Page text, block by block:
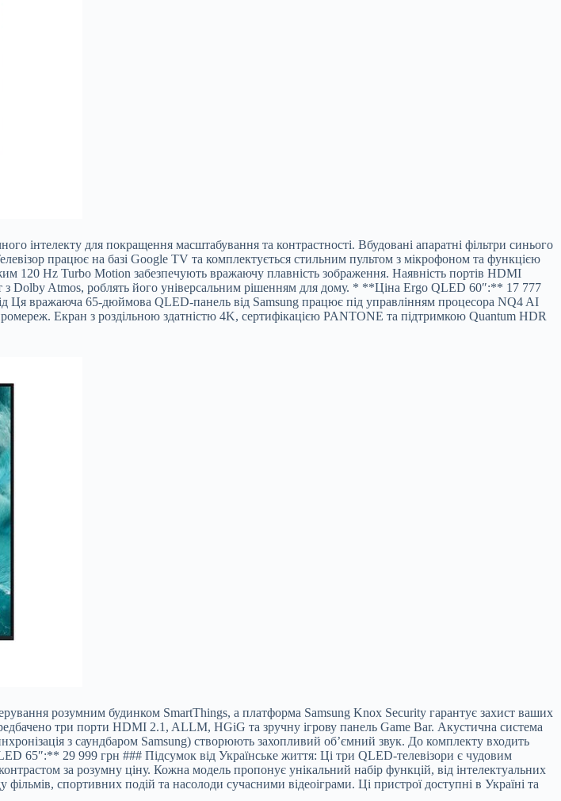
інтелекту для покращення масштабування та контрастності. Вбудовані апаратні фільтри синього
працює на базі Google TV та комплектується стильним пультом з мікрофоном та функцією
120 Hz Turbo Motion забезпечують вражаючу плавність зображення. Наявність портів HDMI
Atmos, роблять його універсальним рішенням для дому. * **Ціна Ergo QLED 60″:** 17 777
Ця вражаюча 65-дюймова QLED-панель від Samsung працює під управлінням процесора NQ4 AI
Екран з роздільною здатністю 4K, сертифікацією PANTONE та підтримкою Quantum HDR
розумним будинком SmartThings, а платформа Samsung Knox Security гарантує захист ваших
три порти HDMI 2.1, ALLM, HGiG та зручну ігрову панель Game Bar. Акустична система
з саундбаром Samsung) створюють захопливий об’ємний звук. До комплекту входить
65″:** 29 999 грн ### Підсумок від Українське життя: Ці три QLED-телевізори є чудовим
за розумну ціну. Кожна модель пропонує унікальний набір функцій, від інтелектуальних
спортивних подій та насолоди сучасними відеоіграми. Ці пристрої доступні в Україні та